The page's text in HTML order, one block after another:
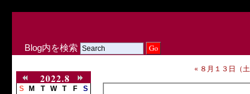
Blog内を検索
2022.8
S M T W T F S
« ８月１３日（